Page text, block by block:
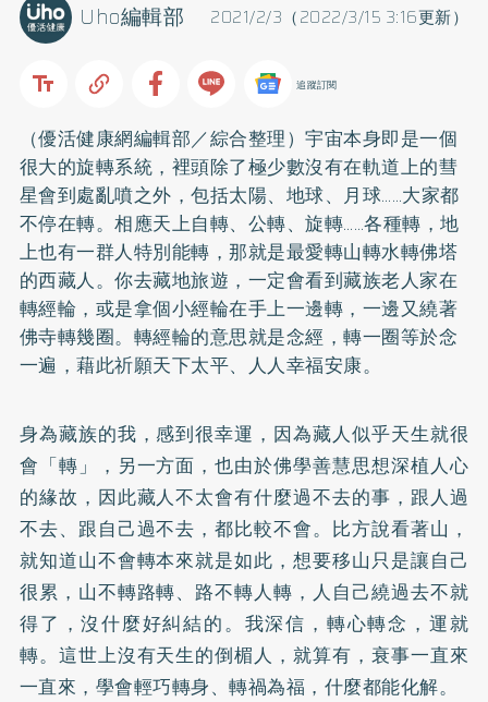
2021/2/3（2022/3/15 3:16更新）
Uho編輯部
追蹤訂閱
（優活健康網編輯部／綜合整理）宇宙本身即是一個
很大的旋轉系統，裡頭除了極少數沒有在軌道上的彗
星會到處亂噴之外，包括太陽、地球、月球……大家都
不停在轉。相應天上自轉、公轉、旋轉……各種轉，地
上也有一群人特別能轉，那就是最愛轉山轉水轉佛塔
的西藏人。你去藏地旅遊，一定會看到藏族老人家在
轉經輪，或是拿個小經輪在手上一邊轉，一邊又繞著
佛寺轉幾圈。轉經輪的意思就是念經，轉一圈等於念
一遍，藉此祈願天下太平、人人幸福安康。
身為藏族的我，感到很幸運，因為藏人似乎天生就很
會「轉」，另一方面，也由於佛學善慧思想深植人心
的緣故，因此藏人不太會有什麼過不去的事，跟人過
不去、跟自己過不去，都比較不會。比方說看著山，
就知道山不會轉本來就是如此，想要移山只是讓自己
很累，山不轉路轉、路不轉人轉，人自己繞過去不就
得了，沒什麼好糾結的。我深信，轉心轉念，運就
轉。這世上沒有天生的倒楣人，就算有，衰事一直來
一直來，學會輕巧轉身、轉禍為福，什麼都能化解。